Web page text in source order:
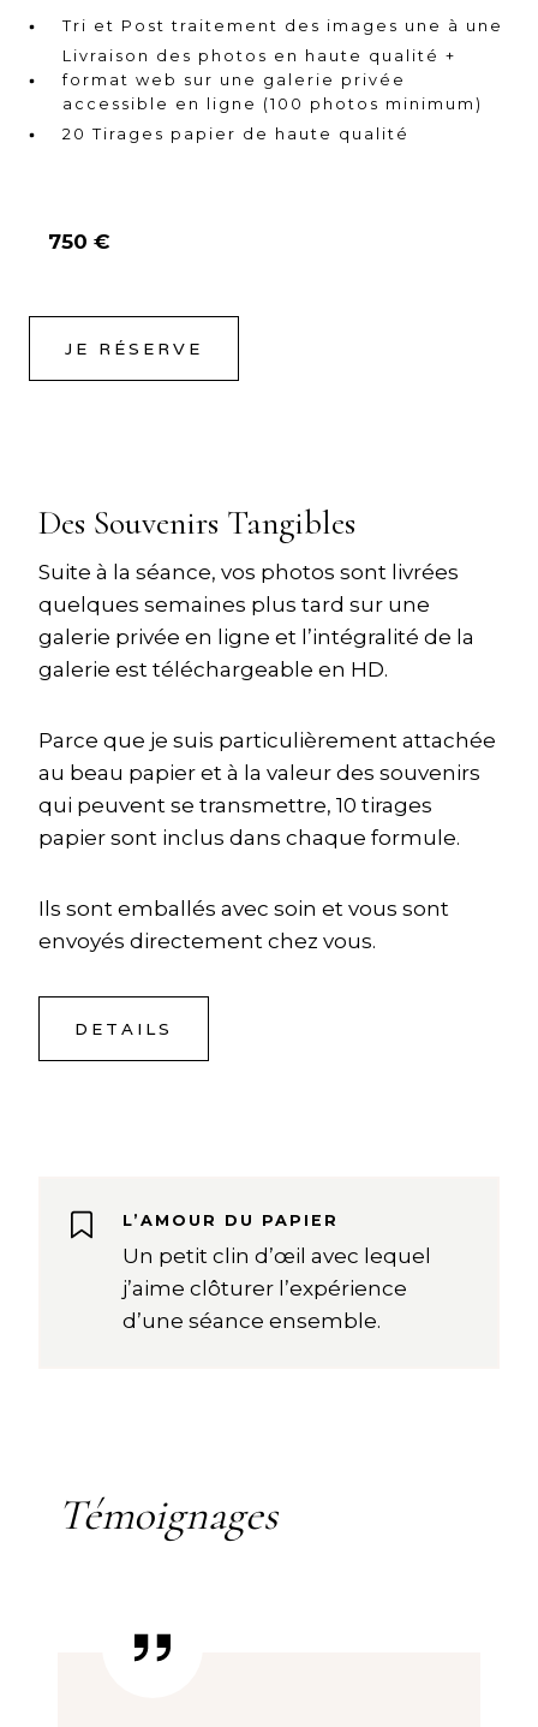
Tri et Post traitement des images une à une
Livraison des photos en haute qualité +
format web sur une galerie privée
accessible en ligne (100 photos minimum)
20 Tirages papier de haute qualité
750 €
JE RÉSERVE
Des Souvenirs Tangibles
Suite à la séance, vos photos sont livrées
quelques semaines plus tard sur une
galerie privée en ligne et l’intégralité de la
galerie est téléchargeable en HD.
Parce que je suis particulièrement attachée
au beau papier et à la valeur des souvenirs
qui peuvent se transmettre, 10 tirages
papier sont inclus dans chaque formule.
Ils sont emballés avec soin et vous sont
envoyés directement chez vous.
DETAILS
L’AMOUR DU PAPIER
Un petit clin d’œil avec lequel
j’aime clôturer l’expérience
d’une séance ensemble.
Témoignages